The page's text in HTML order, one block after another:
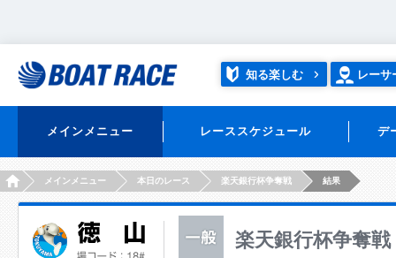
知る楽しむ レーサ
メインメニュー レーススケジュール デ
HOMEメインメニュー 本日のレース 楽天銀行杯争奪戦 結果
楽天銀行杯争奪戦